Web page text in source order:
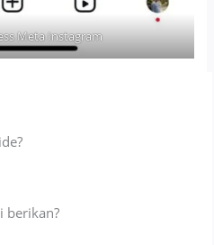
Meta Instagram
berikan?